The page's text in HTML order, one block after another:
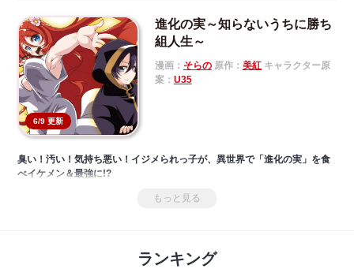
6/9 更新
進化の実～知らないうちに勝ち
組人生～
漫画： そらの原作： 美紅キャラクター原
案： U35
臭い！汚い！気持ち悪い！イジメられっ子が、異世界で「進化の実」を食
べイケメン＆最強に!?
もっと見る
ランキング